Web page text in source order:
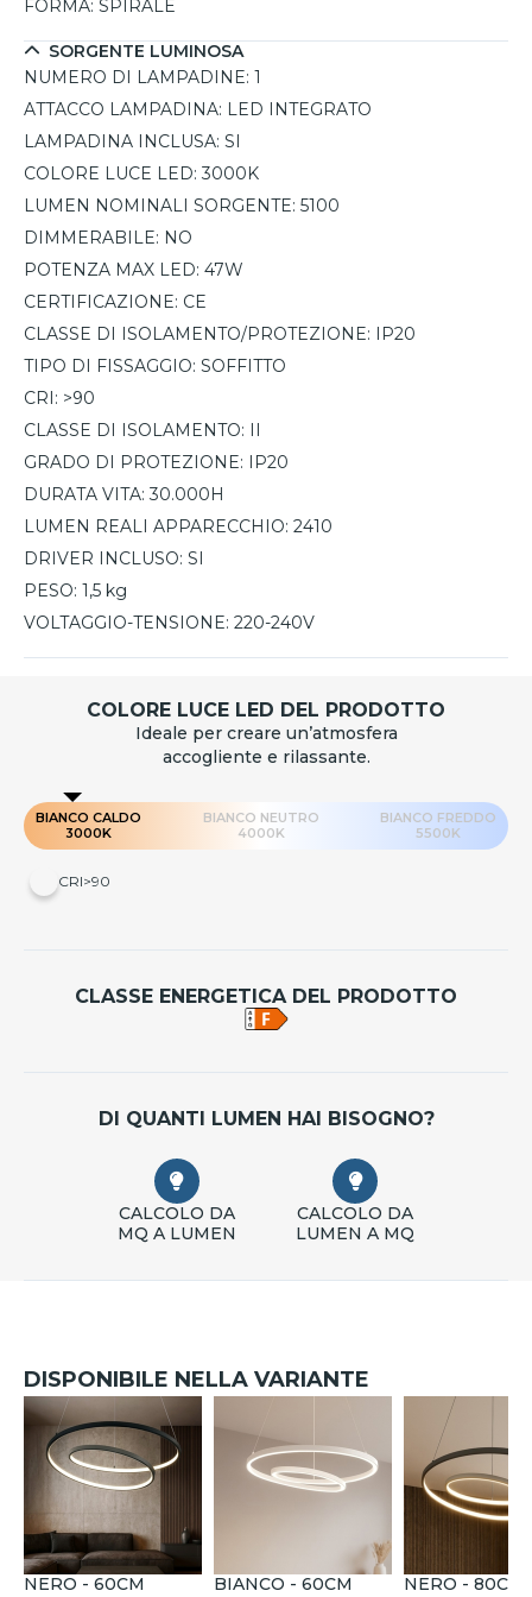
arredamento.
FORMA: SPIRALE
SORGENTE LUMINOSA
NUMERO DI LAMPADINE: 1
ATTACCO LAMPADINA: LED INTEGRATO
LAMPADINA INCLUSA: SI
COLORE LUCE LED: 3000K
LUMEN NOMINALI SORGENTE: 5100
DIMMERABILE: NO
POTENZA MAX LED: 47W
CERTIFICAZIONE: CE
CLASSE DI ISOLAMENTO/PROTEZIONE: IP20
TIPO DI FISSAGGIO: SOFFITTO
CRI: >90
CLASSE DI ISOLAMENTO: II
GRADO DI PROTEZIONE: IP20
DURATA VITA: 30.000H
LUMEN REALI APPARECCHIO: 2410
DRIVER INCLUSO: SI
PESO: 1,5 kg
VOLTAGGIO-TENSIONE: 220-240V
COLORE LUCE LED DEL PRODOTTO
Ideale per creare un’atmosfera
accogliente e rilassante.
BIANCO CALDO
3000K
BIANCO NEUTRO
4000K
BIANCO FREDDO
5500K
CRI>90
CLASSE ENERGETICA DEL PRODOTTO
DI QUANTI LUMEN HAI BISOGNO?
CALCOLO DA
MQ A LUMEN
CALCOLO DA
LUMEN A MQ
DISPONIBILE NELLA VARIANTE
NERO - 60CM BIANCO - 60CM NERO - 80CM